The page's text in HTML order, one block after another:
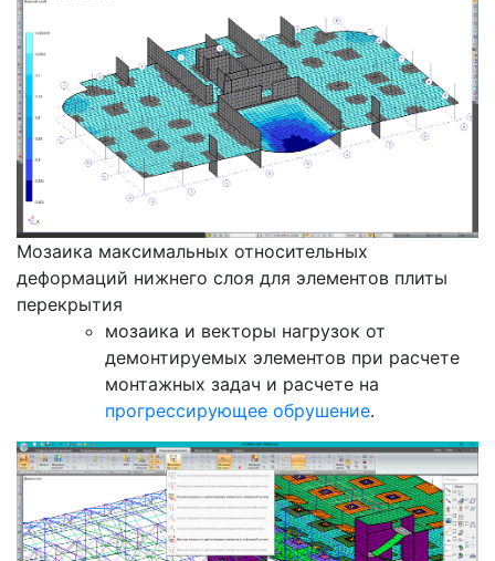
Мозаика максимальных относительных
деформаций нижнего слоя для элементов плиты
перекрытия
мозаика и векторы нагрузок от
демонтируемых элементов при расчете
монтажных задач и расчете на
прогрессирующее обрушение.